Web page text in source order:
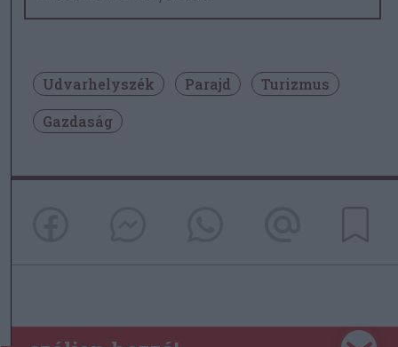
Udvarhelyszék Parajd
Turizmus
Gazdaság